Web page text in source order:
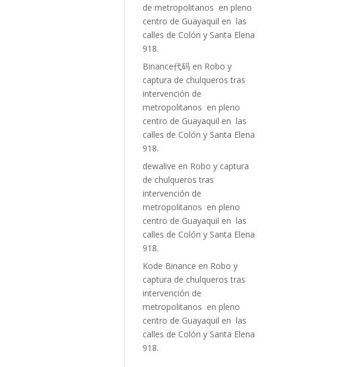
de metropolitanos en pleno
centro de Guayaquil en las
calles de Colón y Santa Elena
918.
Binance代码 en Robo y
captura de chulqueros tras
intervención de
metropolitanos en pleno
centro de Guayaquil en las
calles de Colón y Santa Elena
918.
dewalive en Robo y captura
de chulqueros tras
intervención de
metropolitanos en pleno
centro de Guayaquil en las
calles de Colón y Santa Elena
918.
Kode Binance en Robo y
captura de chulqueros tras
intervención de
metropolitanos en pleno
centro de Guayaquil en las
calles de Colón y Santa Elena
918.